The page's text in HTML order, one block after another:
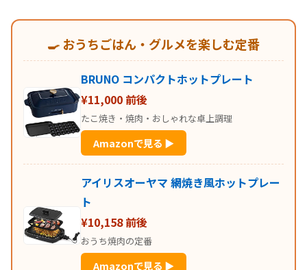
🍳 おうちごはん・グルメを楽しむ定番
BRUNO コンパクトホットプレート
¥11,000 前後
たこ焼き・焼肉・おしゃれな卓上調理
Amazonで見る ▶
アイリスオーヤマ 網焼き風ホットプレー
ト
¥10,158 前後
おうち焼肉の定番
Amazonで見る ▶